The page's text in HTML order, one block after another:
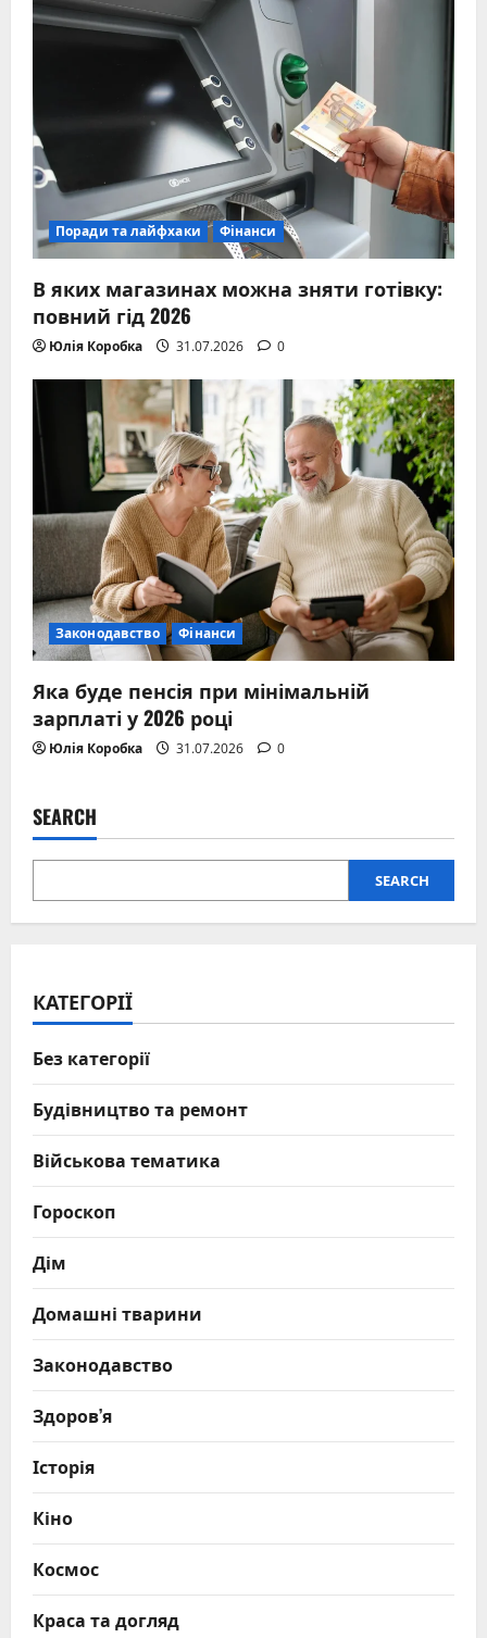
Поради та лайфхаки Фінанси
В яких магазинах можна зняти готівку:
повний гід 2026
Юлія Коробка 31.07.2026 0
Законодавство Фінанси
Яка буде пенсія при мінімальній
зарплаті у 2026 році
Юлія Коробка 31.07.2026 0
SEARCH
SEARCH
КАТЕГОРІЇ
Без категорії
Будівництво та ремонт
Військова тематика
Гороскоп
Дім
Домашні тварини
Законодавство
Здоров’я
Історія
Кіно
Космос
Краса та догляд